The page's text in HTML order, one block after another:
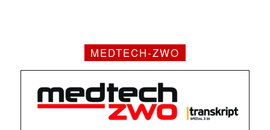
MEDTECH-ZWO